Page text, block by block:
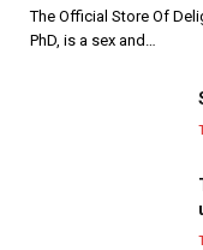
The Official Store Of
PhD, is a sex and…